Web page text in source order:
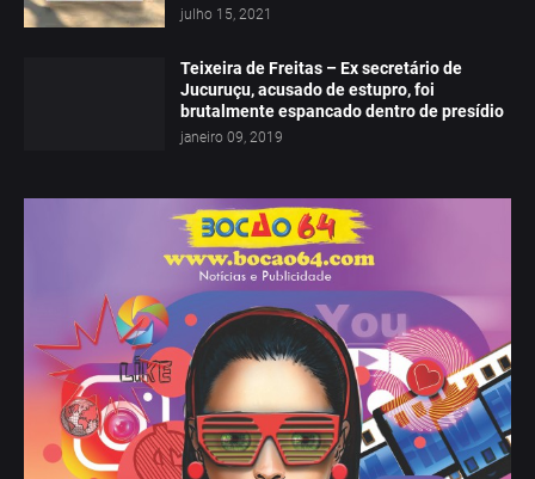
julho 15, 2021
Teixeira de Freitas – Ex secretário de
Jucuruçu, acusado de estupro, foi
brutalmente espancado dentro de presídio
janeiro 09, 2019